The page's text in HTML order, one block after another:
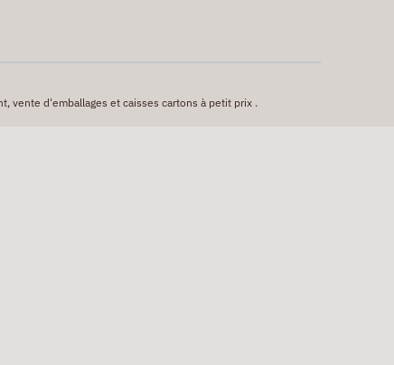
vente d'emballages et caisses cartons à petit prix .